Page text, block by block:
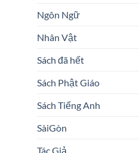
Ngôn Ngữ
Nhân Vật
Sách đã hết
Sách Phật Giáo
Sách Tiếng Anh
SàiGòn
Tác Giả